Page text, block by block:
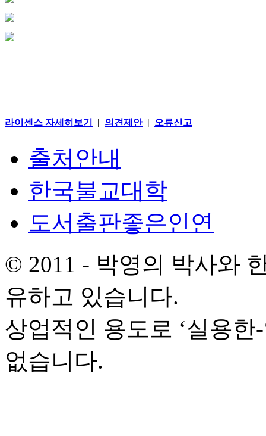
라이센스 자세히보기 | 의견제안| 오류신고
출처안내
한국불교대학
도서출판좋은인연
© 2011 - 박영의 박사와
유하고 있습니다.
상업적인 용도로 ‘실용
없습니다.